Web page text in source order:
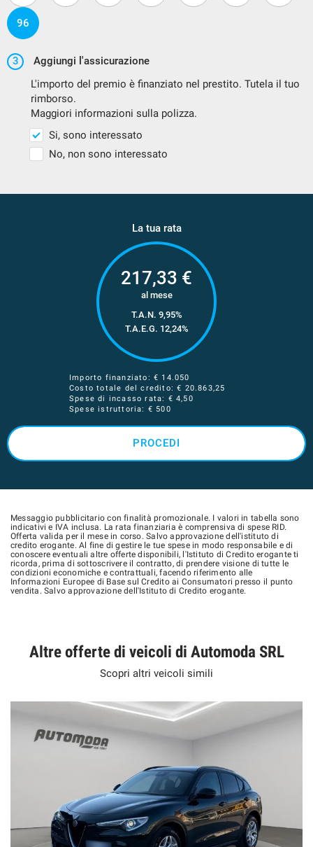
96
3
Aggiungi l'assicurazione
L'importo del premio è finanziato nel prestito. Tutela il tuo
rimborso.
Maggiori informazioni sulla polizza.
Si, sono interessato
No, non sono interessato
La tua rata
217,33 €
al mese
T.A.N. 9,95%
T.A.E.G. 12,24%
Importo finanziato: € 14.050
Costo totale del credito: € 20.863,25
Spese di incasso rata: € 4,50
Spese istruttoria: € 500
PROCEDI
Messaggio pubblicitario con finalità promozionale. I valori in tabella sono
indicativi e IVA inclusa. La rata finanziaria è comprensiva di spese RID.
Offerta valida per il mese in corso. Salvo approvazione dell'istituto di
credito erogante. Al fine di gestire le tue spese in modo responsabile e di
conoscere eventuali altre offerte disponibili, l'Istituto di Credito erogante ti
ricorda, prima di sottoscrivere il contratto, di prendere visione di tutte le
condizioni economiche e contrattuali, facendo riferimento alle
Informazioni Europee di Base sul Credito ai Consumatori presso il punto
vendita. Salvo approvazione dell'Istituto di Credito erogante.
Altre offerte di veicoli di Automoda SRL
Scopri altri veicoli simili